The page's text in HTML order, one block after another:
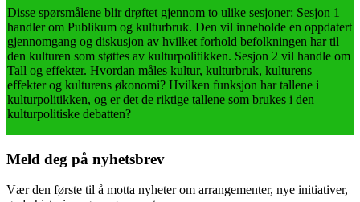
Disse spørsmålene blir drøftet gjennom to ulike sesjoner: Sesjon 1
handler om Publikum og kulturbruk. Den vil inneholde en oppdatert
gjennomgang og diskusjon av hvilket forhold befolkningen har til
den kulturen som støttes av kulturpolitikken. Sesjon 2 vil handle om
Tall og effekter. Hvordan måles kultur, kulturbruk, kulturens
effekter og kulturens økonomi? Hvilken funksjon har tallene i
kulturpolitikken, og er det de riktige tallene som brukes i den
kulturpolitiske debatten?
Meld deg på nyhetsbrev
Vær den første til å motta nyheter om arrangementer, nye initiativer,